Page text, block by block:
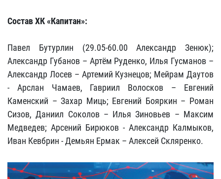
Состав ХК «Капитан»:
Павел Бутурлин (29.05-60.00 Александр Зенюк);
Александр Губанов – Артём Руденко, Илья Гусманов –
Александр Лосев – Артемий Кузнецов; Мейрам Даутов
- Арслан Чамаев, Гавриил Волосков – Евгений
Каменский – Захар Миць; Евгений Бояркин – Роман
Сизов, Даниил Соколов – Илья Зиновьев – Максим
Медведев; Арсений Бирюков - Александр Калмыков,
Иван Кевбрин - Демьян Ермак – Алексей Скляренко.